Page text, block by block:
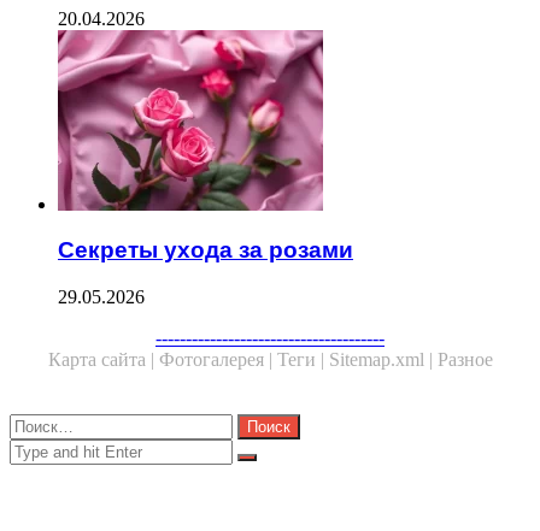
20.04.2026
Секреты ухода за розами
29.05.2026
--------------------------------------
Карта сайта | Фотогалерея | Теги | Sitemap.xml | Разное
Close
Найти:
Close
Search